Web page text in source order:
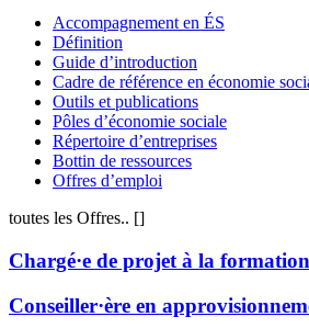
Accompagnement en ÉS
Définition
Guide d’introduction
Cadre de référence en économie
Outils et publications
Pôles d’économie sociale
Répertoire d’entreprises
Bottin de ressources
Offres d’emploi
toutes les Offres.. []
Chargé·e de projet à la formation
Conseiller·ère en